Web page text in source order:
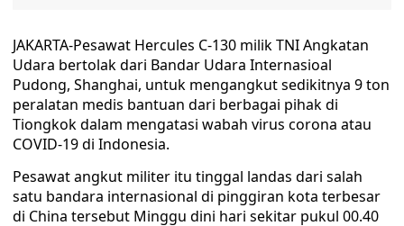
JAKARTA-Pesawat Hercules C-130 milik TNI Angkatan
Udara bertolak dari Bandar Udara Internasioal
Pudong, Shanghai, untuk mengangkut sedikitnya 9 ton
peralatan medis bantuan dari berbagai pihak di
Tiongkok dalam mengatasi wabah virus corona atau
COVID-19 di Indonesia.
Pesawat angkut militer itu tinggal landas dari salah
satu bandara internasional di pinggiran kota terbesar
di China tersebut Minggu dini hari sekitar pukul 00.40